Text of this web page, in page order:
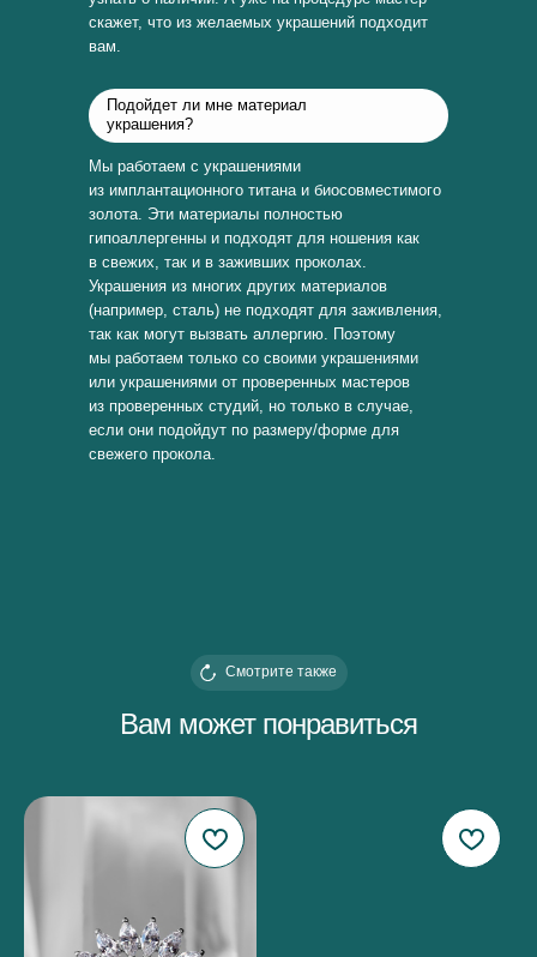
скажет, что из желаемых украшений подходит
вам.
Подойдет ли мне материал
украшения?
Мы работаем с украшениями
из имплантационного титана и биосовместимого
золота. Эти материалы полностью
гипоаллергенны и подходят для ношения как
в свежих, так и в заживших проколах.
Украшения из многих других материалов
(например, сталь) не подходят для заживления,
так как могут вызвать аллергию. Поэтому
мы работаем только со своими украшениями
или украшениями от проверенных мастеров
из проверенных студий, но только в случае,
если они подойдут по размеру/форме для
свежего прокола.
Вам может понравиться
Смотрите также